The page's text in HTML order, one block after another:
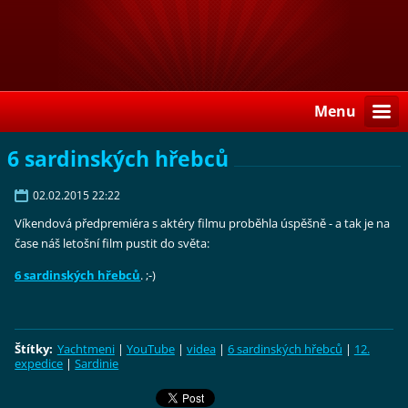
Menu
6 sardinských hřebců
02.02.2015 22:22
Víkendová předpremiéra s aktéry filmu proběhla úspěšně - a tak je na
čase náš letošní film pustit do světa:
6 sardinských hřebců. ;-)
Štítky: Yachtmeni | YouTube | videa | 6 sardinských hřebců | 12.
expedice | Sardinie